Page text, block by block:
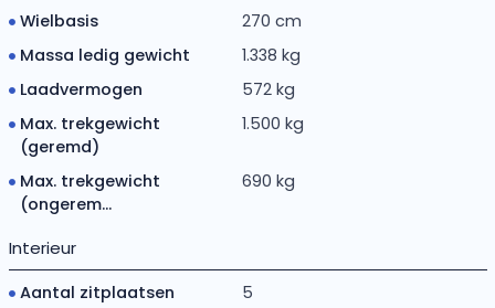
Wielbasis
270 cm
Massa ledig gewicht
1.338 kg
Laadvermogen
572 kg
Max. trekgewicht
(geremd)
1.500 kg
Max. trekgewicht
(ongerem...
690 kg
Interieur
Aantal zitplaatsen
5